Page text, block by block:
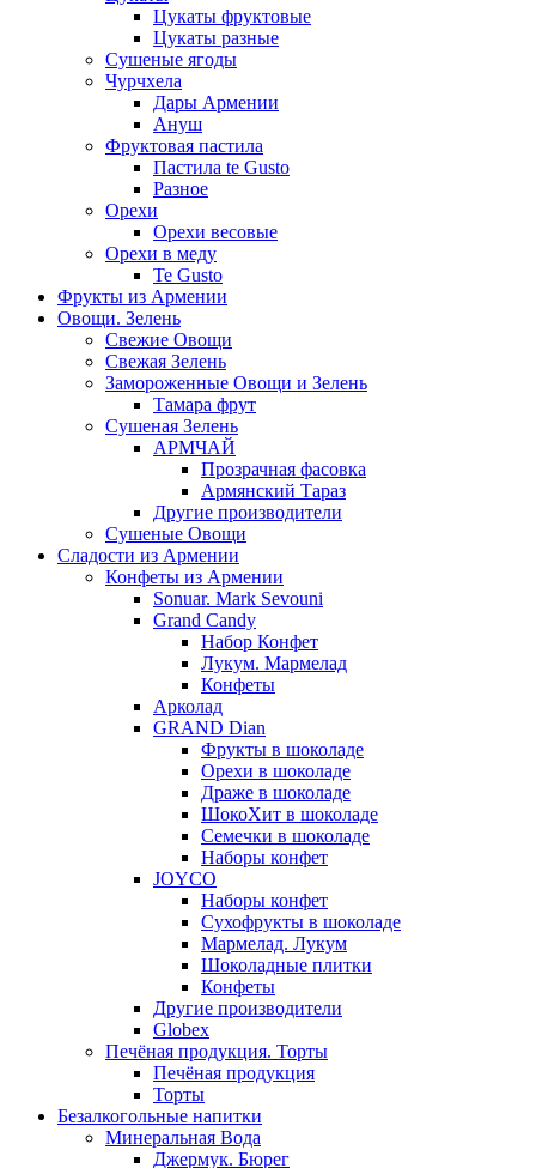
Цукаты фруктовые
Цукаты разные
Сушеные ягоды
Чурчхела
Дары Армении
Ануш
Фруктовая пастила
Пастила te Gusto
Разное
Орехи
Орехи весовые
Орехи в меду
Te Gusto
Фрукты из Армении
Овощи. Зелень
Свежие Овощи
Свежая Зелень
Замороженные Овощи и Зелень
Тамара фрут
Сушеная Зелень
АРМЧАЙ
Прозрачная фасовка
Армянский Тараз
Другие производители
Сушеные Овощи
Сладости из Армении
Конфеты из Армении
Sonuar. Mark Sevouni
Grand Candy
Набор Конфет
Лукум. Мармелад
Конфеты
Арколад
GRAND Dian
Фрукты в шоколаде
Орехи в шоколаде
Драже в шоколаде
ШокоХит в шоколаде
Семечки в шоколаде
Наборы конфет
JOYCO
Наборы конфет
Сухофрукты в шоколаде
Мармелад. Лукум
Шоколадные плитки
Конфеты
Другие производители
Globex
Печёная продукция. Торты
Печёная продукция
Торты
Безалкогольные напитки
Минеральная Вода
Джермук. Бюрег